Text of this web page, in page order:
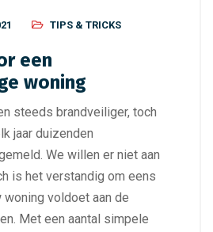
TIPS & TRICKS
een
woning
steeds brandveiliger, toch
jaar duizenden
We willen er niet aan
is het verstandig om eens
woning voldoet aan de
Met een aantal simpele